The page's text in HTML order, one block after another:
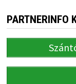
PARTNERINFO